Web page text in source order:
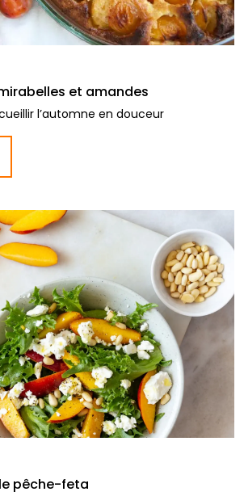
et amandes
l’automne en douceur
pêche-feta